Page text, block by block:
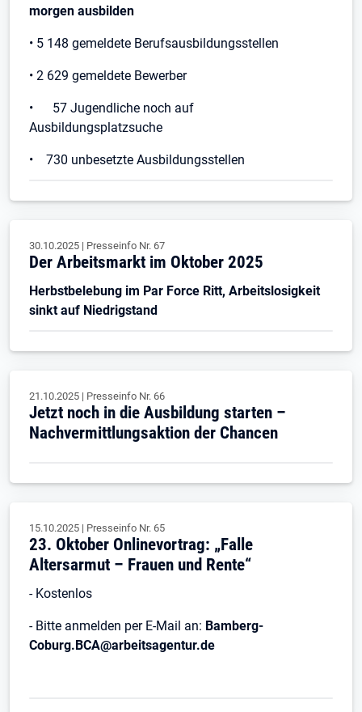
morgen ausbilden
• 5 148 gemeldete Berufsausbildungsstellen
• 2 629 gemeldete Bewerber
• 57 Jugendliche noch auf
Ausbildungsplatzsuche
• 730 unbesetzte Ausbildungsstellen
30.10.2025 | Presseinfo Nr. 67
Der Arbeitsmarkt im Oktober 2025
Herbstbelebung im Par Force Ritt, Arbeitslosigkeit
sinkt auf Niedrigstand
21.10.2025 | Presseinfo Nr. 66
Jetzt noch in die Ausbildung starten –
Nachvermittlungsaktion der Chancen
15.10.2025 | Presseinfo Nr. 65
23. Oktober Onlinevortrag: „Falle
Altersarmut – Frauen und Rente“
- Kostenlos
- Bitte anmelden per E-Mail an: Bamberg-
Coburg.BCA@arbeitsagentur.de